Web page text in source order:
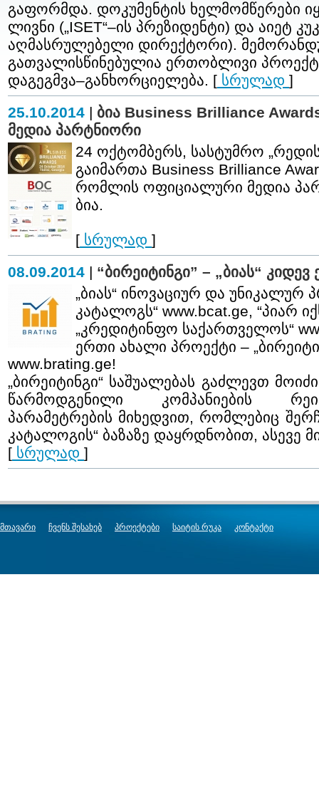
გაფორმდა. დოკუმენტის ხელმომწერები
ლივნი („ISET“–ის პრეზიდენტი) და აიეტ
აღმასრულებელი დირექტორი).
გათვალისწინებულია ერთობლივი
დაგეგმვა–განხორციელება. [ სრულად ]
25.10.2014 | ბია Business Brilliance
მედია პარტნიორი
24 ოქტომბერს, სასტუმრო
გაიმართა Business Brilliance
რომლის ოფიციალური მედია
ბია.
[ სრულად ]
08.09.2014 | “ბირეიტინგი” – „ბიას“
„ბიას“ ინოვაციურ და უნიკალურ
კატალოგს“ www.bcat.ge, “პიარ
„კრედიტინფო საქართველოს“
ერთი ახალი პროექტი –
www.brating.ge!
„ბირეიტინგი“ საშუალებას გაძლევთ
წარმოდგენილი კომპანიების
პარამეტრების მიხედვით, რომლებიც
კატალოგის“ ბაზაზე დაყრდნობით, ასევე
[ სრულად ]
მთავარი ჩვენს შესახებ პროექტები საიტის რუკა კონტაქტი